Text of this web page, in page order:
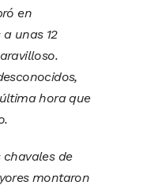
en
unas 12
hora que
de
montaron